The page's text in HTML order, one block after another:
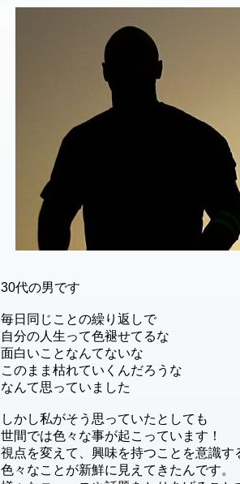
30代の男です
毎日同じことの繰り返しで
自分の人生って色褪せてるな
面白いことなんてないな
このまま枯れていくんだろうな
なんて思っていました
しかし私がそう思っていたとしても
世間では色々な事が起こっています！
視点を変えて、興味を持つことを意識す
色々なことが新鮮に見えてきたんです。